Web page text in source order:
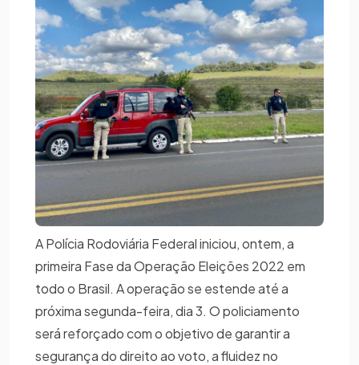
A Polícia Rodoviária Federal iniciou, ontem, a
primeira Fase da Operação Eleições 2022 em
todo o Brasil. A operação se estende até a
próxima segunda-feira, dia 3. O policiamento
será reforçado com o objetivo de garantir a
segurança do direito ao voto, a fluidez no